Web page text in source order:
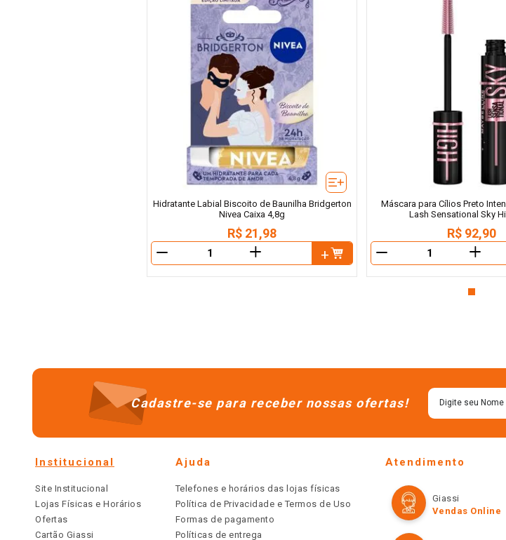
Hidratante Labial Biscoito de Baunilha Bridgerton
Nivea Caixa 4,8g
R$ 21,98
＋
Máscara para Cílios Preto
Lash Sensational Sky
R$ 92,90
＋
Cadastre-se para receber nossas ofertas!
Institucional
Site Institucional
Lojas Físicas e Horários
Ofertas
Cartão Giassi
Ajuda
Telefones e horários das lojas físicas
Política de Privacidade e Termos de Uso
Formas de pagamento
Políticas de entrega
Atendimento
Giassi
Vendas Online